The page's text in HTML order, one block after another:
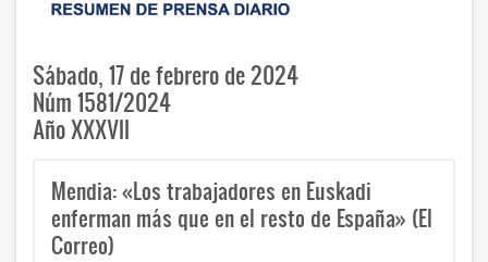
Sábado, 17 de febrero de 2024
Núm 1581/2024
Año XXXVII
Mendia: «Los trabajadores en Euskadi
enferman más que en el resto de España» (El
Correo)